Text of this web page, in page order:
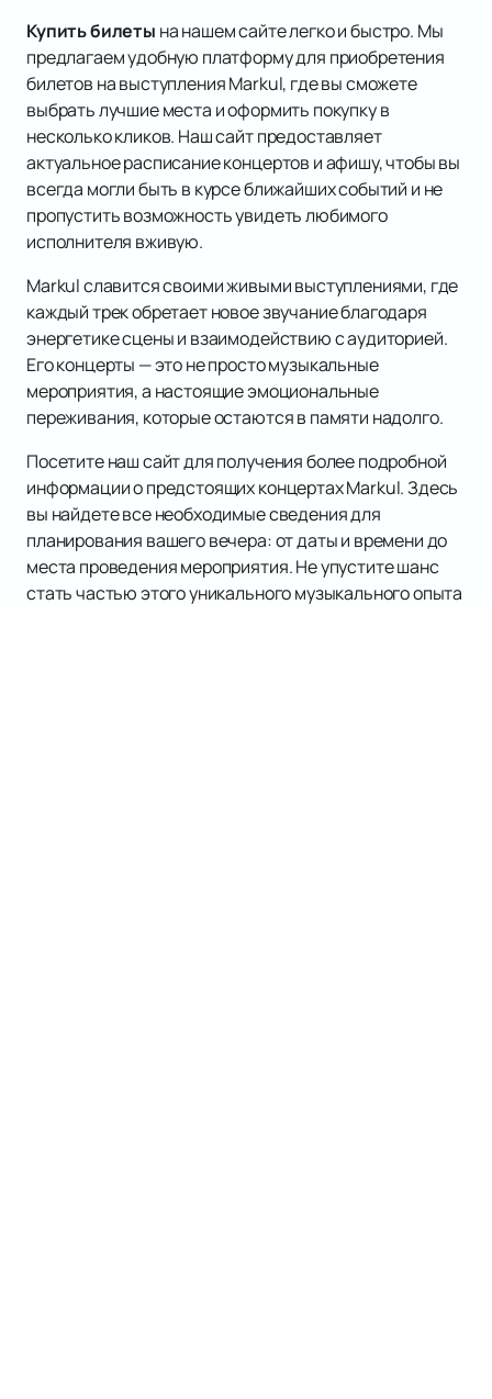
Купить билеты на нашем сайте легко и быстро. Мы
предлагаем удобную платформу для приобретения
билетов на выступления Markul, где вы сможете
выбрать лучшие места и оформить покупку в
несколько кликов. Наш сайт предоставляет
актуальное расписание концертов и афишу, чтобы вы
всегда могли быть в курсе ближайших событий и не
пропустить возможность увидеть любимого
исполнителя вживую.
Markul славится своими живыми выступлениями, где
каждый трек обретает новое звучание благодаря
энергетике сцены и взаимодействию с аудиторией.
Его концерты — это не просто музыкальные
мероприятия, а настоящие эмоциональные
переживания, которые остаются в памяти надолго.
Посетите наш сайт для получения более подробной
информации о предстоящих концертах Markul. Здесь
вы найдете все необходимые сведения для
планирования вашего вечера: от даты и времени до
места проведения мероприятия. Не упустите шанс
стать частью этого уникального музыкального опыта